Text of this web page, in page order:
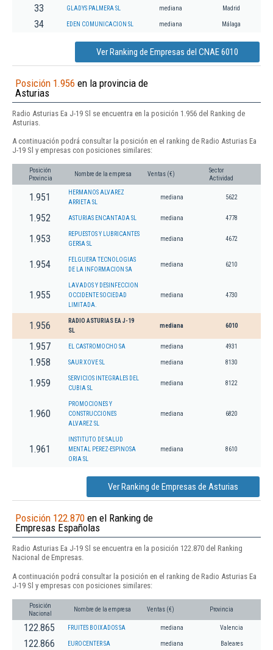
33 GLADYS PALMERA SL mediana Madrid
34 EDEN COMUNICACION SL mediana Málaga
Ver Ranking de Empresas del CNAE 6010
Posición 1.956 en la provincia de
Asturias
Radio Asturias Ea J-19 Sl se encuentra en la posición 1.956 del Ranking de
Asturias.
A continuación podrá consultar la posición en el ranking de Radio Asturias Ea
J-19 Sl y empresas con posiciones similares:
Posición
Provincia
Nombre de la empresa Ventas (€)
Sector
Actividad
1.951
HERMANOS ALVAREZ
ARRIETA SL
mediana 5622
1.952 ASTURIAS ENCANTADA SL mediana 4778
1.953
REPUESTOS Y LUBRICANTES
GERSA SL
mediana 4672
1.954
FELGUERA TECNOLOGIAS
DE LA INFORMACION SA
mediana 6210
1.955
LAVADOS Y DESINFECCION
OCCIDENTE SOCIEDAD
LIMITADA.
mediana 4730
1.956
RADIO ASTURIAS EA J-19
SL
mediana 6010
1.957 EL CASTROMOCHO SA mediana 4931
1.958 SAUR XOVE SL mediana 8130
1.959
SERVICIOS INTEGRALES DEL
CUBIA SL
mediana 8122
1.960
PROMOCIONES Y
CONSTRUCCIONES
ALVAREZ SL
mediana 6820
1.961
INSTITUTO DE SALUD
MENTAL PEREZ-ESPINOSA
ORIA SL
mediana 8610
Ver Ranking de Empresas de Asturias
Posición 122.870 en el Ranking de
Empresas Españolas
Radio Asturias Ea J-19 Sl se encuentra en la posición 122.870 del Ranking
Nacional de Empresas.
A continuación podrá consultar la posición en el ranking de Radio Asturias Ea
J-19 Sl y empresas con posiciones similares:
Posición
Nacional
Nombre de la empresa Ventas (€) Provincia
122.865 FRUITES BOIXADOS SA mediana Valencia
122.866 EUROCENTER SA mediana Baleares